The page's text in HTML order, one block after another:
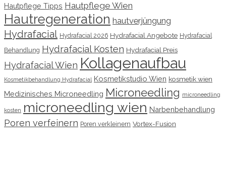
Hautpflege Tipps Hautpflege Wien
Hautregeneration hautverjüngung
Hydrafacial Hydrafacial 2026 Hydrafacial Angebote Hydrafacial
Behandlung Hydrafacial Kosten Hydrafacial Preis
Hydrafacial Wien Kollagenaufbau
Kosmetikbehandlung Hydrafacial Kosmetikstudio Wien kosmetik wien
Medizinisches Microneedling Microneedling microneedling
kosten microneedling wien Narbenbehandlung
Poren verfeinern Poren verkleinern Vortex-Fusion